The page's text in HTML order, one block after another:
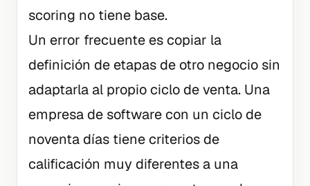
scoring no tiene base.
Un error frecuente es copiar la
definición de etapas de otro negocio sin
adaptarla al propio ciclo de venta. Una
empresa de software con un ciclo de
noventa días tiene criterios de
calificación muy diferentes a una